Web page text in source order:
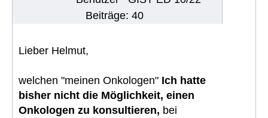
Beiträge: 40
Lieber Helmut,
welchen "meinen Onkologen" Ich hatte
bisher nicht die Möglichkeit, einen
Onkologen zu konsultieren, bei